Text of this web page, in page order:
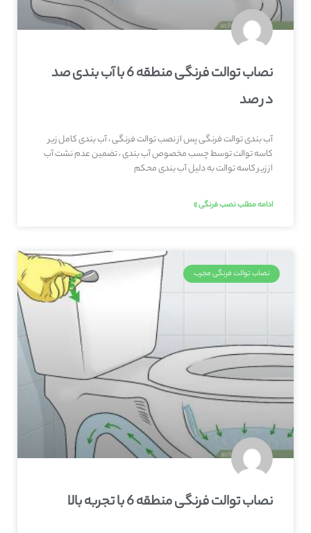
نصاب توالت فرنگی منطقه 6 با آب بندی صد
در صد
آب بندی توالت فرنگی پس از نصب توالت فرنگی ، آب بندی کامل زیر
کاسه توالت توسط چسب مخصوص آب بندی ، تضمین عدم نشت آب
از زیر کاسه توالت به دلیل آب بندی محکم
ادامه مطلب نصب فرنگی »
نصاب توالت فرنگی مجرب
نصاب توالت فرنگی منطقه 6 با تجربه بالا